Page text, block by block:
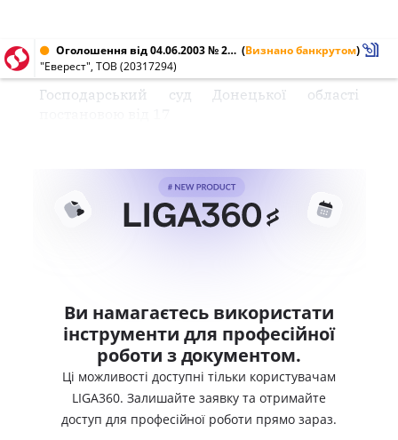
Оголошення від 04.06.2003 № 20317294 (Визнано банкрутом)
"Еверест", ТОВ (20317294)
Господарський суд Донецької області
Ви намагаєтесь використати
інструменти для професійної
роботи з документом.
Ці можливості доступні тільки користувачам
LIGA360. Залишайте заявку та отримайте
доступ для професійної роботи прямо зараз.